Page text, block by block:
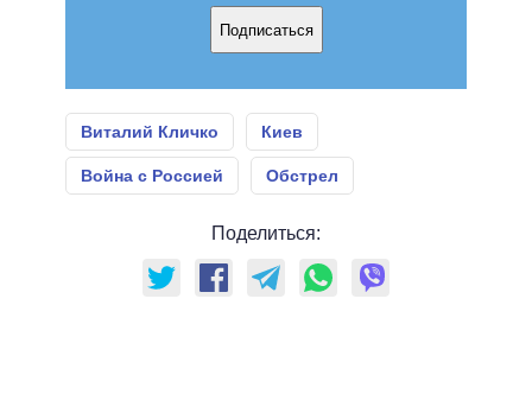
Подписаться
Виталий Кличко Киев
Война с Россией Обстрел
Поделиться: